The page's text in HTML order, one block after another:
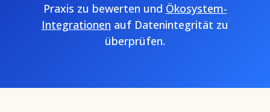
Praxis zu bewerten und Ökosystem-
Integrationen auf Datenintegrität zu
überprüfen.